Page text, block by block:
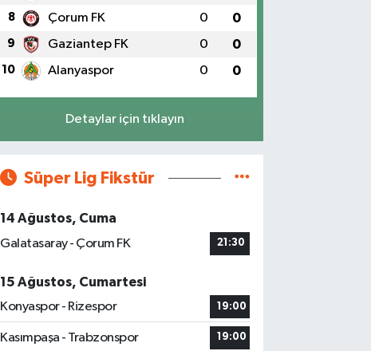
8 Çorum FK 0 0
9 Gaziantep FK 0 0
10 Alanyaspor 0 0
Detaylar için tıklayın
Süper Lig Fikstür
14 Ağustos, Cuma
Galatasaray - Çorum FK
21:30
15 Ağustos, Cumartesi
Konyaspor - Rizespor
19:00
Kasımpaşa - Trabzonspor 19:00